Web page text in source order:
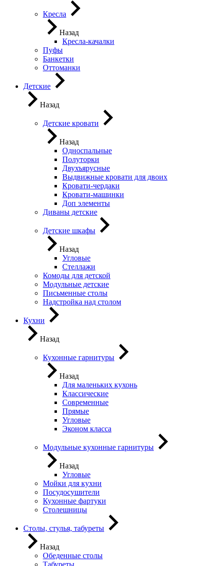
Кресла
Назад
Кресла-качалки
Пуфы
Банкетки
Оттоманки
Детские
Назад
Детские кровати
Назад
Односпальные
Полуторки
Двухъярусные
Выдвижные кровати для двоих
Кровати-чердаки
Кровати-машинки
Доп элементы
Диваны детские
Детские шкафы
Назад
Угловые
Стеллажи
Комоды для детской
Модульные детские
Письменные столы
Надстройка над столом
Кухни
Назад
Кухонные гарнитуры
Назад
Для маленьких кухонь
Классические
Современные
Прямые
Угловые
Эконом класса
Модульные кухонные гарнитуры
Назад
Угловые
Мойки для кухни
Посудосушители
Кухонные фартуки
Столешницы
Столы, стулья, табуреты
Назад
Обеденные столы
Табуреты